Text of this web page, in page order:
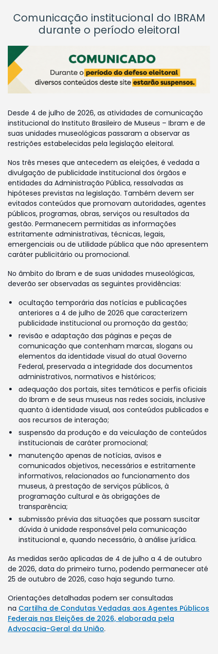
Comunicação institucional do IBRAM
durante o período eleitoral
Desde 4 de julho de 2026, as atividades de comunicação
institucional do Instituto Brasileiro de Museus – Ibram e de
suas unidades museológicas passaram a observar as
restrições estabelecidas pela legislação eleitoral.
Nos três meses que antecedem as eleições, é vedada a
divulgação de publicidade institucional dos órgãos e
entidades da Administração Pública, ressalvadas as
hipóteses previstas na legislação. Também devem ser
evitados conteúdos que promovam autoridades, agentes
públicos, programas, obras, serviços ou resultados da
gestão. Permanecem permitidas as informações
estritamente administrativas, técnicas, legais,
emergenciais ou de utilidade pública que não apresentem
caráter publicitário ou promocional.
No âmbito do Ibram e de suas unidades museológicas,
deverão ser observadas as seguintes providências:
ocultação temporária das notícias e publicações
anteriores a 4 de julho de 2026 que caracterizem
publicidade institucional ou promoção da gestão;
revisão e adaptação das páginas e peças de
comunicação que contenham marcas, slogans ou
elementos da identidade visual do atual Governo
Federal, preservada a integridade dos documentos
administrativos, normativos e históricos;
adequação dos portais, sites temáticos e perfis oficiais
do Ibram e de seus museus nas redes sociais, inclusive
quanto à identidade visual, aos conteúdos publicados e
aos recursos de interação;
suspensão da produção e da veiculação de conteúdos
institucionais de caráter promocional;
manutenção apenas de notícias, avisos e
comunicados objetivos, necessários e estritamente
informativos, relacionados ao funcionamento dos
museus, à prestação de serviços públicos, à
programação cultural e às obrigações de
transparência;
submissão prévia das situações que possam suscitar
dúvida à unidade responsável pela comunicação
institucional e, quando necessário, à análise jurídica.
As medidas serão aplicadas de 4 de julho a 4 de outubro
de 2026, data do primeiro turno, podendo permanecer até
25 de outubro de 2026, caso haja segundo turno.
Orientações detalhadas podem ser consultadas
na Cartilha de Condutas Vedadas aos Agentes Públicos
Federais nas Eleições de 2026, elaborada pela
Advocacia-Geral da União.